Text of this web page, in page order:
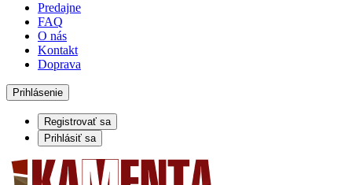
Predajne
FAQ
O nás
Kontakt
Doprava
Prihlásenie
Registrovať sa
Prihlásiť sa